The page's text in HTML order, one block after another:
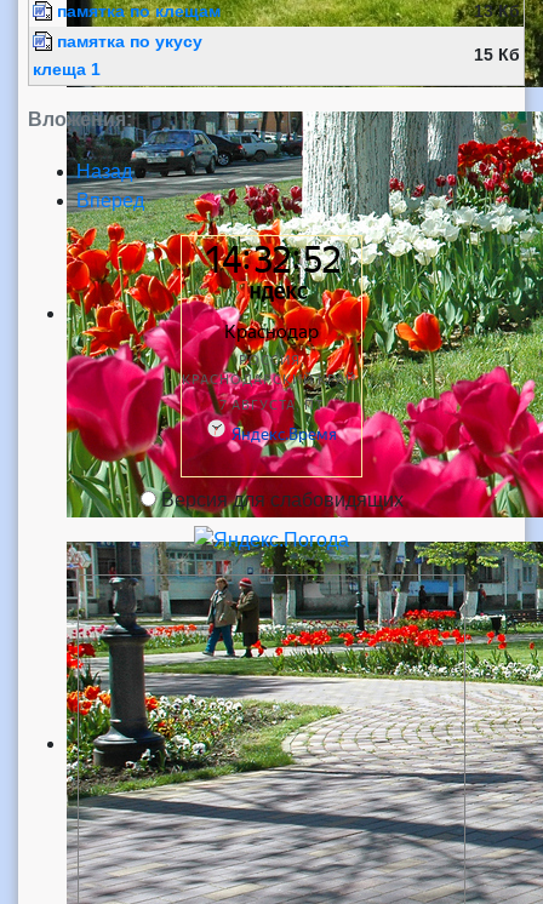
Вложения:
памятка по клещам
13 Кб
памятка по укусу
клеща 1
15 Кб
Назад
Вперед
Версия для слабовидящих